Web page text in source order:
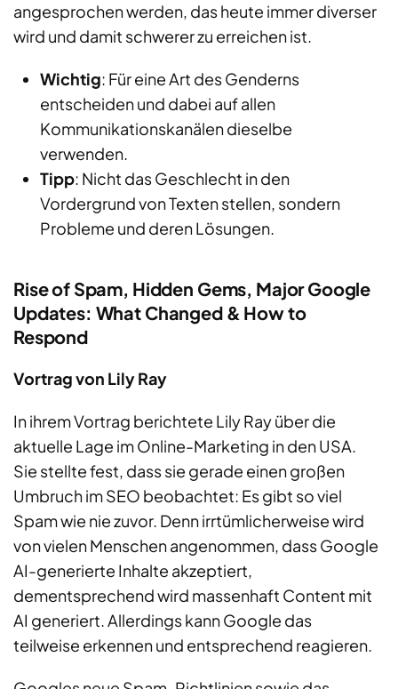
angesprochen werden, das heute immerdiverser
wird und damit schwerer zu erreichen ist.
Wichtig: Für eine Art desGenderns
entscheiden und dabei auf allen
Kommunikationskanälen dieselbe
verwenden.
Tipp: Nicht dasGeschlecht in den
Vordergrund von Texten stellen, sondern
Probleme und deren Lösungen.
Rise of Spam, Hidden Gems, Major Google
Updates: What Changed & How to
Respond
Vortrag von Lily Ray
In ihrem Vortrag berichtete Lily Ray über die
aktuelle Lage im Online-Marketing in den USA.
Sie stelltefest, dass sie gerade einen großen
Umbruch im SEO beobachtet: Esgibt so viel
Spam wie nie zuvor. Denn irrtümlicherweisewird
von vielen Menschenangenommen, dass Google
AI-generierte Inhalte akzeptiert,
dementsprechendwird massenhaft Content mit
AI generiert. Allerdings kann Google das
teilweise erkennen und entsprechend reagieren.